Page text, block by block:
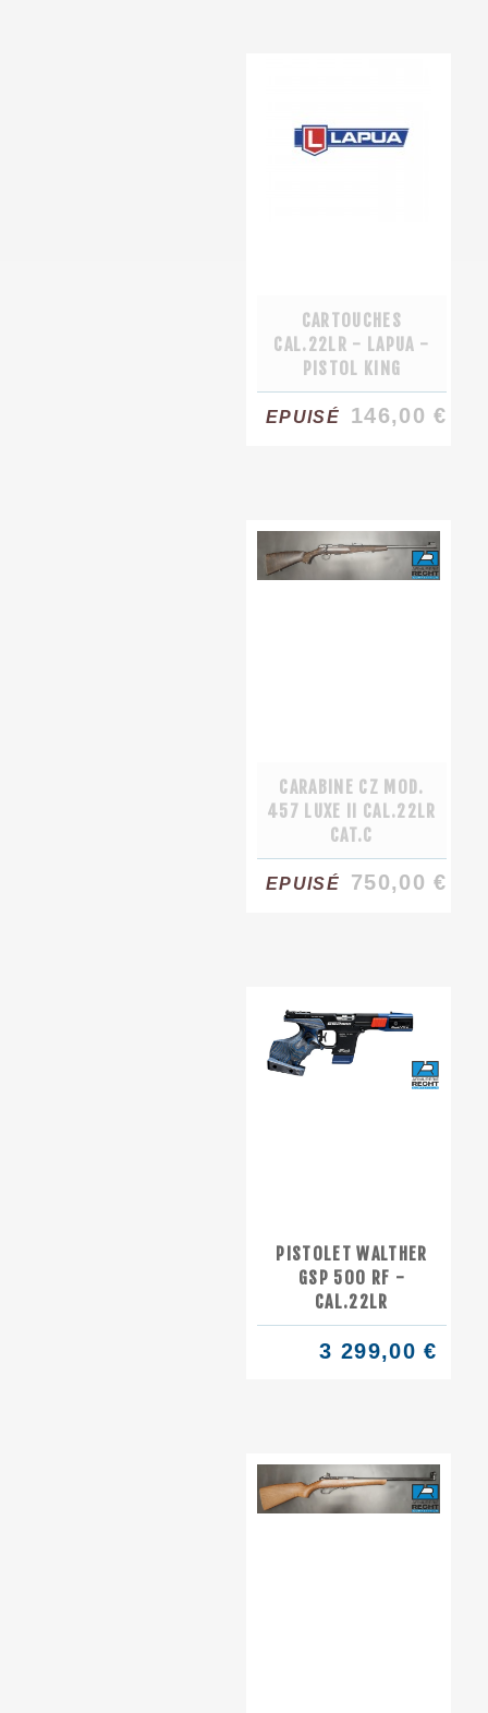
CARTOUCHES
CAL.22LR - LAPUA -
PISTOL KING
EPUISÉ 146,00 €
CARABINE CZ MOD.
457 LUXE II CAL.22LR
CAT.C
EPUISÉ 750,00 €
PISTOLET WALTHER
GSP 500 RF -
CAL.22LR
3 299,00 €